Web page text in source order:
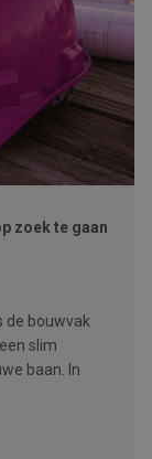
zoek te gaan
de bouwvak
slim
baan. In